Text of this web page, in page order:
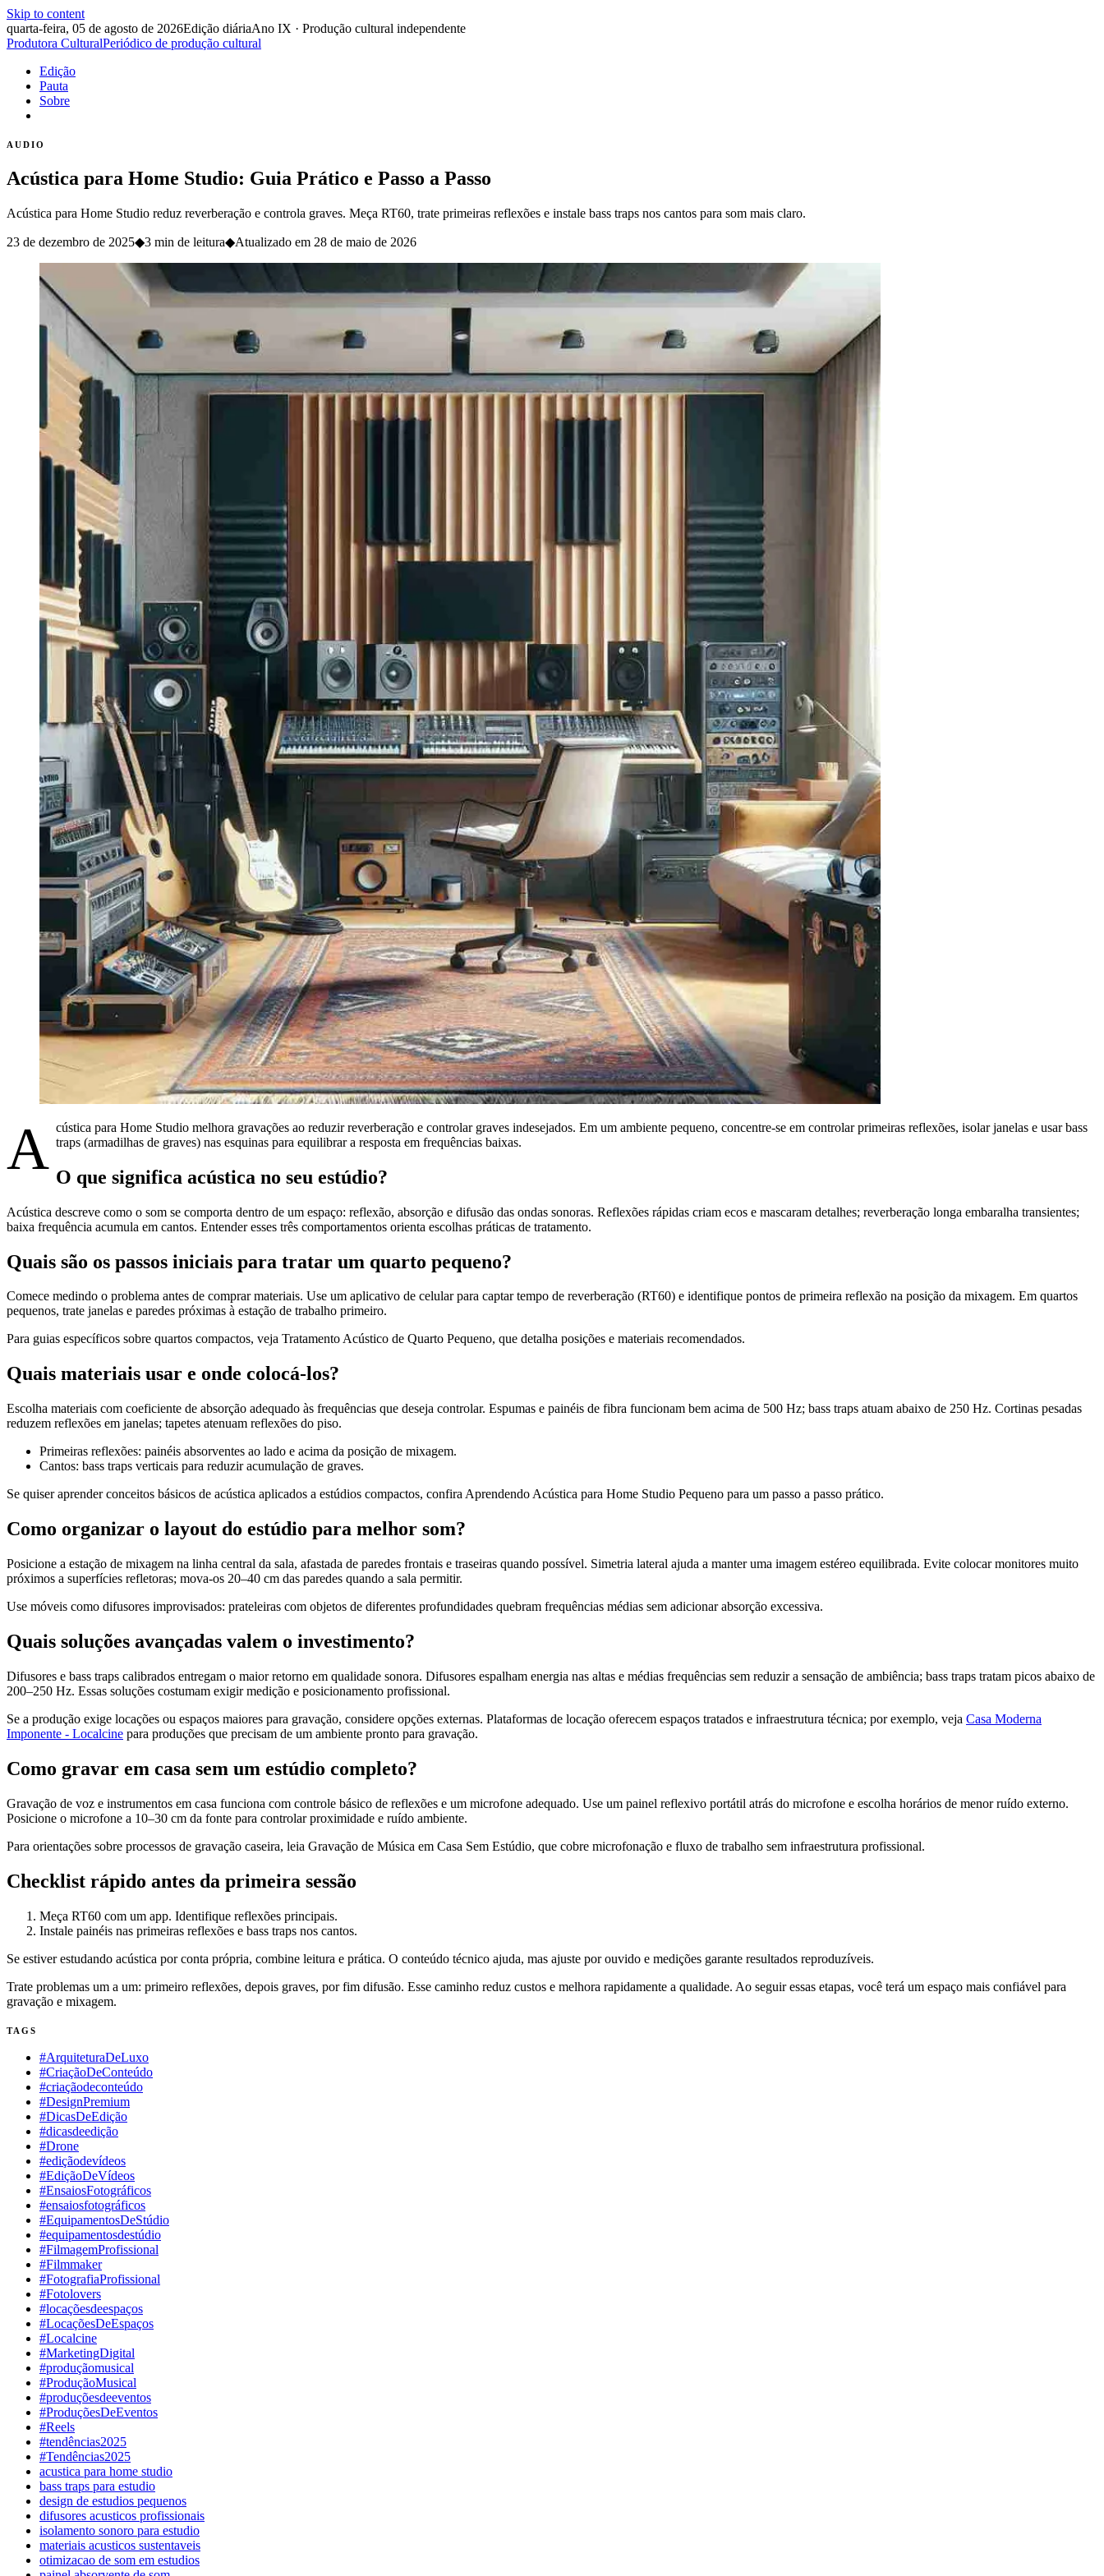
Skip to content
quarta-feira, 05 de agosto de 2026Edição diáriaAno IX · Produção cultural independente
Produtora CulturalPeriódico de produção cultural
Edição
Pauta
Sobre
AUDIO
Acústica para Home Studio: Guia Prático e Passo a Passo
Acústica para Home Studio reduz reverberação e controla graves. Meça RT60, trate primeiras reflexões e instale bass traps nos cantos para som mais claro.
23 de dezembro de 2025◆3 min de leitura◆Atualizado em 28 de maio de 2026
A cústica para Home Studio melhora gravações ao reduzir reverberação e controlar graves indesejados. Em um ambiente pequeno, concentre-se em controlar primeiras reflexões, isolar janelas e usar bass
traps (armadilhas de graves) nas esquinas para equilibrar a resposta em frequências baixas.
O que significa acústica no seu estúdio?
Acústica descreve como o som se comporta dentro de um espaço: reflexão, absorção e difusão das ondas sonoras. Reflexões rápidas criam ecos e mascaram detalhes; reverberação longa embaralha transientes;
baixa frequência acumula em cantos. Entender esses três comportamentos orienta escolhas práticas de tratamento.
Quais são os passos iniciais para tratar um quarto pequeno?
Comece medindo o problema antes de comprar materiais. Use um aplicativo de celular para captar tempo de reverberação (RT60) e identifique pontos de primeira reflexão na posição da mixagem. Em quartos
pequenos, trate janelas e paredes próximas à estação de trabalho primeiro.
Para guias específicos sobre quartos compactos, veja Tratamento Acústico de Quarto Pequeno, que detalha posições e materiais recomendados.
Quais materiais usar e onde colocá-los?
Escolha materiais com coeficiente de absorção adequado às frequências que deseja controlar. Espumas e painéis de fibra funcionam bem acima de 500 Hz; bass traps atuam abaixo de 250 Hz. Cortinas pesadas
reduzem reflexões em janelas; tapetes atenuam reflexões do piso.
Primeiras reflexões: painéis absorventes ao lado e acima da posição de mixagem.
Cantos: bass traps verticais para reduzir acumulação de graves.
Se quiser aprender conceitos básicos de acústica aplicados a estúdios compactos, confira Aprendendo Acústica para Home Studio Pequeno para um passo a passo prático.
Como organizar o layout do estúdio para melhor som?
Posicione a estação de mixagem na linha central da sala, afastada de paredes frontais e traseiras quando possível. Simetria lateral ajuda a manter uma imagem estéreo equilibrada. Evite colocar monitores muito
próximos a superfícies refletoras; mova-os 20–40 cm das paredes quando a sala permitir.
Use móveis como difusores improvisados: prateleiras com objetos de diferentes profundidades quebram frequências médias sem adicionar absorção excessiva.
Quais soluções avançadas valem o investimento?
Difusores e bass traps calibrados entregam o maior retorno em qualidade sonora. Difusores espalham energia nas altas e médias frequências sem reduzir a sensação de ambiência; bass traps tratam picos abaixo de
200–250 Hz. Essas soluções costumam exigir medição e posicionamento profissional.
Se a produção exige locações ou espaços maiores para gravação, considere opções externas. Plataformas de locação oferecem espaços tratados e infraestrutura técnica; por exemplo, veja Casa Moderna
Imponente - Localcine para produções que precisam de um ambiente pronto para gravação.
Como gravar em casa sem um estúdio completo?
Gravação de voz e instrumentos em casa funciona com controle básico de reflexões e um microfone adequado. Use um painel reflexivo portátil atrás do microfone e escolha horários de menor ruído externo.
Posicione o microfone a 10–30 cm da fonte para controlar proximidade e ruído ambiente.
Para orientações sobre processos de gravação caseira, leia Gravação de Música em Casa Sem Estúdio, que cobre microfonação e fluxo de trabalho sem infraestrutura profissional.
Checklist rápido antes da primeira sessão
Meça RT60 com um app. Identifique reflexões principais.
Instale painéis nas primeiras reflexões e bass traps nos cantos.
Se estiver estudando acústica por conta própria, combine leitura e prática. O conteúdo técnico ajuda, mas ajuste por ouvido e medições garante resultados reproduzíveis.
Trate problemas um a um: primeiro reflexões, depois graves, por fim difusão. Esse caminho reduz custos e melhora rapidamente a qualidade. Ao seguir essas etapas, você terá um espaço mais confiável para
gravação e mixagem.
TAGS
#ArquiteturaDeLuxo
#CriaçãoDeConteúdo
#criaçãodeconteúdo
#DesignPremium
#DicasDeEdição
#dicasdeedição
#Drone
#ediçãodevídeos
#EdiçãoDeVídeos
#EnsaiosFotográficos
#ensaiosfotográficos
#EquipamentosDeStúdio
#equipamentosdestúdio
#FilmagemProfissional
#Filmmaker
#FotografiaProfissional
#Fotolovers
#locaçõesdeespaços
#LocaçõesDeEspaços
#Localcine
#MarketingDigital
#produçãomusical
#ProduçãoMusical
#produçõesdeeventos
#ProduçõesDeEventos
#Reels
#tendências2025
#Tendências2025
acustica para home studio
bass traps para estudio
design de estudios pequenos
difusores acusticos profissionais
isolamento sonoro para estudio
materiais acusticos sustentaveis
otimizacao de som em estudios